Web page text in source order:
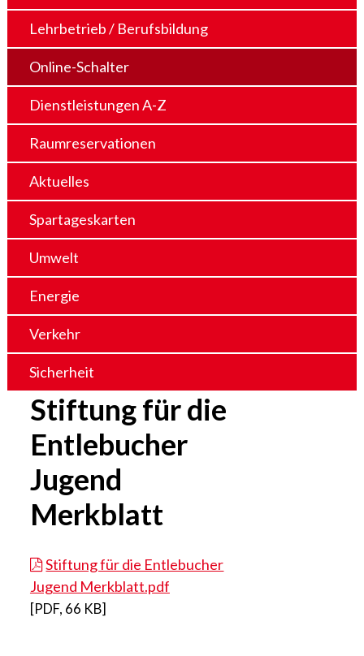
Lehrbetrieb / Berufsbildung
Online-Schalter
Dienstleistungen A-Z
Raumreservationen
Aktuelles
Spartageskarten
Umwelt
Energie
Verkehr
Sicherheit
Stiftung für die
Entlebucher
Jugend
Merkblatt
Stiftung für die Entlebucher
Jugend Merkblatt.pdf
[PDF, 66 KB]